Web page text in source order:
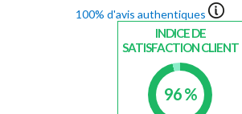
100% d'avis authentiques
INDICE DE
SATISFACTION CLIENT
96 %